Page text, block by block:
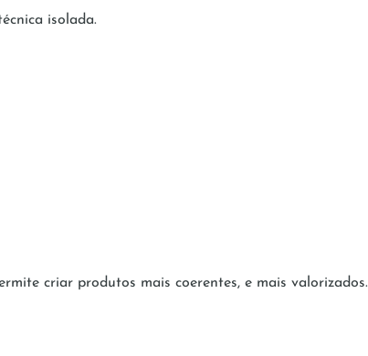
isolada.
criar produtos mais coerentes, e mais valorizados.